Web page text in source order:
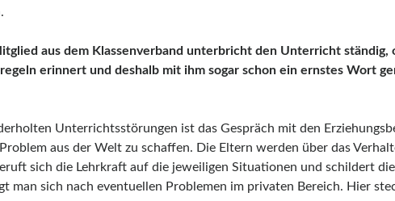
aus dem Klassenverband unterbricht den Unterricht ständig,
erinnert und deshalb mit ihm sogar schon ein ernstes Wort
Unterrichtsstörungen ist das Gespräch mit den
aus der Welt zu schaffen. Die Eltern werden über das
sich die Lehrkraft auf die jeweiligen Situationen und schildert
man sich nach eventuellen Problemen im privaten Bereich. Hier